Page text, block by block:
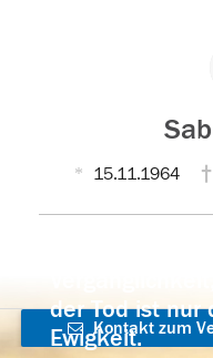
15.11.1964
der Tod ist nur
Ewigkeit.
Kontakt zum